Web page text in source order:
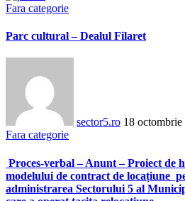
Fara categorie
Parc cultural – Dealul Filaret
sector5.ro 18 octombrie
Fara categorie
Proces-verbal – Anunt – Proiect de
modelului de contract de locațiune
administrarea Sectorului 5 al